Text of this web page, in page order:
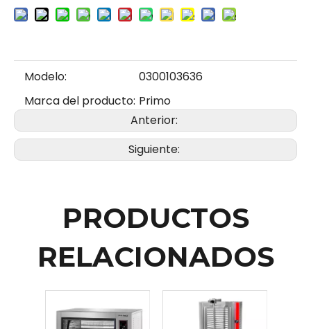
Modelo:
0300103636
Marca del producto: Primo
Anterior:
Siguiente:
PRODUCTOS
RELACIONADOS